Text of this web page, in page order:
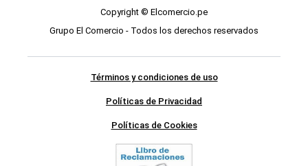
Copyright © Elcomercio.pe
Grupo El Comercio - Todos los derechos reservados
Términos y condiciones de uso
Políticas de Privacidad
Políticas de Cookies